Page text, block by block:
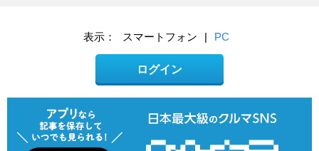
表示： スマートフォン | PC
ログイン